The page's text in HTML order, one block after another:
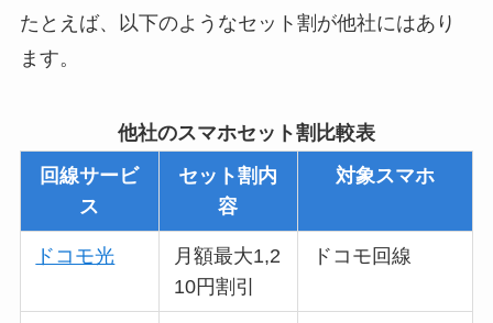
たとえば、以下のようなセット割が他社にはあり
ます。
他社のスマホセット割比較表
回線サービ
ス
セット割内
容
対象スマホ
ドコモ光
月額最大1,2
10円割引
ドコモ回線